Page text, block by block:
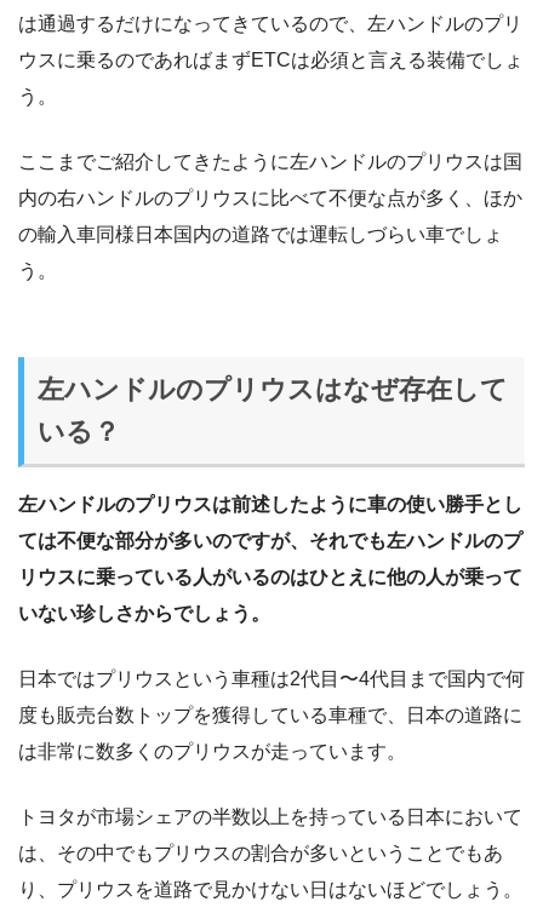
は通過するだけになってきているので、左ハンドルのプリ
ウスに乗るのであればまずETCは必須と言える装備でしょ
う。
ここまでご紹介してきたように左ハンドルのプリウスは国
内の右ハンドルのプリウスに比べて不便な点が多く、ほか
の輸入車同様日本国内の道路では運転しづらい車でしょ
う。
左ハンドルのプリウスはなぜ存在して
いる？
左ハンドルのプリウスは前述したように車の使い勝手とし
ては不便な部分が多いのですが、それでも左ハンドルのプ
リウスに乗っている人がいるのはひとえに他の人が乗って
いない珍しさからでしょう。
日本ではプリウスという車種は2代目〜4代目まで国内で何
度も販売台数トップを獲得している車種で、日本の道路に
は非常に数多くのプリウスが走っています。
トヨタが市場シェアの半数以上を持っている日本において
は、その中でもプリウスの割合が多いということでもあ
り、プリウスを道路で見かけない日はないほどでしょう。